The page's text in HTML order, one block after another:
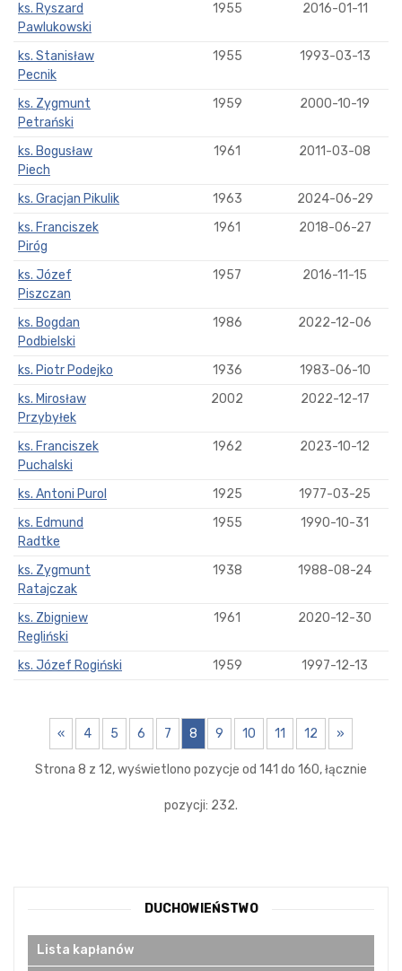
ks. Ryszard
Pawlukowski
1955 2016-01-11
ks. Stanisław
Pecnik
1955 1993-03-13
ks. Zygmunt
Petrański
1959 2000-10-19
ks. Bogusław
Piech
1961 2011-03-08
ks. Gracjan Pikulik 1963
2024-06-29
ks. Franciszek
Piróg
1961 2018-06-27
ks. Józef
Piszczan
1957 2016-11-15
ks. Bogdan
Podbielski
1986 2022-12-06
ks. Piotr Podejko 1936
1983-06-10
ks. Mirosław
Przybyłek
2002 2022-12-17
ks. Franciszek
Puchalski
1962 2023-10-12
ks. Antoni Purol 1925
1977-03-25
ks. Edmund
Radtke
1955 1990-10-31
ks. Zygmunt
Ratajczak
1938 1988-08-24
ks. Zbigniew
Regliński
1961 2020-12-30
ks. Józef Rogiński 1959 1997-12-13
« 4 5 6 7 8 9 10 11 12 »
Strona 8 z 12, wyświetlono pozycje od 141 do 160, łącznie
pozycji: 232.
DUCHOWIEŃSTWO
Lista kapłanów